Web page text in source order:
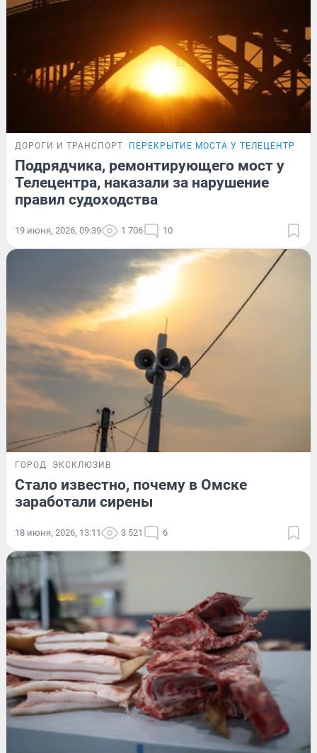
ДОРОГИ И ТРАНСПОРТ ПЕРЕКРЫТИЕ МОСТА У ТЕЛЕЦЕНТРА
Подрядчика, ремонтирующего мост у
Телецентра, наказали за нарушение
правил судоходства
19 июня, 2026, 09:39 1 706 10
ГОРОД ЭКСКЛЮЗИВ
Стало известно, почему в Омске
заработали сирены
18 июня, 2026, 13:11 3 521 6